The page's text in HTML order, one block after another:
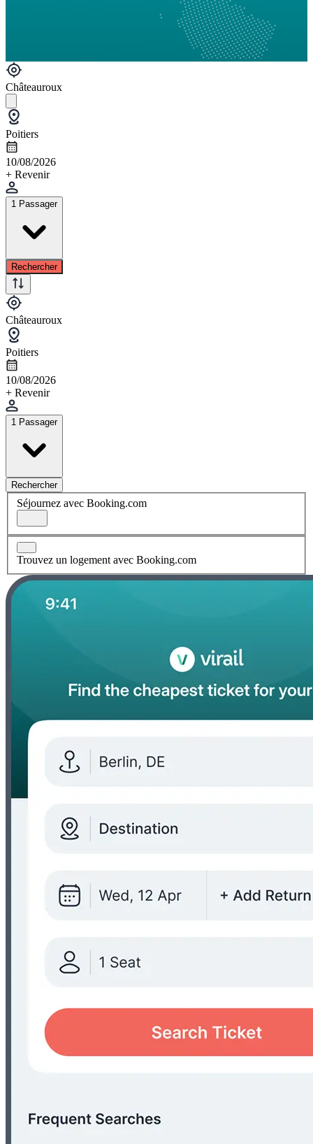
Châteauroux
Poitiers
10/08/2026
+ Revenir
1 Passager
Rechercher
Châteauroux
Poitiers
10/08/2026
+ Revenir
1 Passager
Rechercher
Séjournez avec Booking.com
Trouvez un logement avec Booking.com